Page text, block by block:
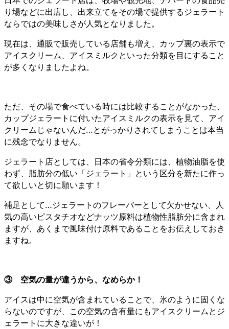
り場などに出店し、出来立てをその場で提供するジェラート
ならではの美味しさが人気となりました。
現在は、通販で販売している店舗も増え、カップ裏の表示で
アイスクリーム、アイスミルクといった分類を目にすること
が多くなりましたよね。
ただ、その場で食べている時には比較することがなかった、
カップジェラートに付いたアイスミルクの表示を見て、アイ
クリームじゃないんだ…とがっかりされてしまうことは本当
に残念でなりません。
ジェラート店としては、日本の省令分類には、植物油脂を使
わず、脂肪分の低い「ジェラート」という区分を新たに作っ
て欲しいと切に願います！
補足として…ジェラートのフレーバーとして欠かせない、人
気の高いピスタチオなどナッツ原料は植物性脂肪分に含まれ
ますが、あくまで風味付け原料であることをお伝えしておき
ますね。
③ 空気の量が違うから、なめらか！
アイスは中に空気が含まれていることで、氷のように固くな
らないのですが、この空気の含有量にもアイスクリームとジ
ェラートに大きな違いが！